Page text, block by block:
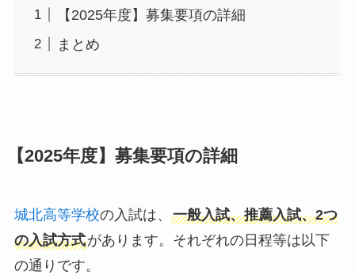
【2025年度】募集要項の詳細
まとめ
【2025年度】募集要項の詳細
城北高等学校の入試は、 一般入試、推薦入試、2つ
の入試方式があります。それぞれの日程等は以下
の通りです。